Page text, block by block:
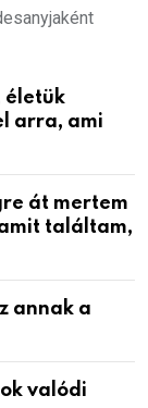
életük
arra, ami
át mertem
találtam,
annak a
valódi